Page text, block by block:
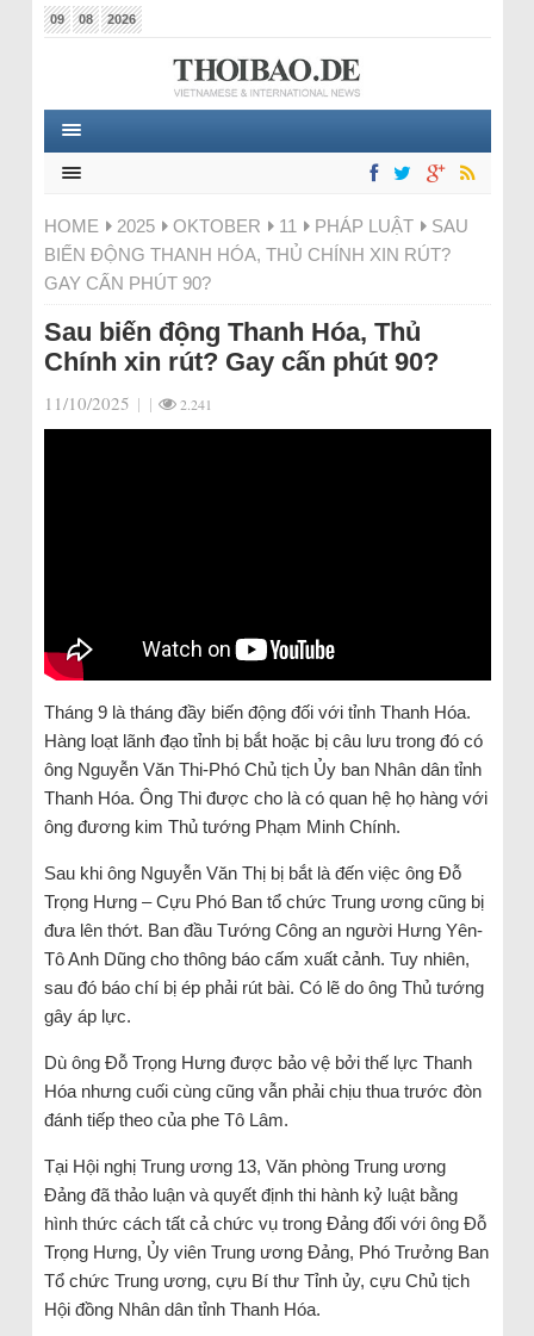
09 08 2026
HOME 2025 OKTOBER 11 PHÁP LUẬT
SAU
BIẾN ĐỘNG THANH HÓA, THỦ CHÍNH XIN RÚT?
GAY CẤN PHÚT 90?
Sau biến động Thanh Hóa, Thủ
Chính xin rút? Gay cấn phút 90?
11/10/2025 | | 2.241
Tháng 9 là tháng đầy biến động đối với tỉnh Thanh Hóa.
Hàng loạt lãnh đạo tỉnh bị bắt hoặc bị câu lưu trong đó có
ông Nguyễn Văn Thi-Phó Chủ tịch Ủy ban Nhân dân tỉnh
Thanh Hóa. Ông Thi được cho là có quan hệ họ hàng với
ông đương kim Thủ tướng Phạm Minh Chính.
Sau khi ông Nguyễn Văn Thị bị bắt là đến việc ông Đỗ
Trọng Hưng – Cựu Phó Ban tổ chức Trung ương cũng bị
đưa lên thớt. Ban đầu Tướng Công an người Hưng Yên-
Tô Anh Dũng cho thông báo cấm xuất cảnh. Tuy nhiên,
sau đó báo chí bị ép phải rút bài. Có lẽ do ông Thủ tướng
gây áp lực.
Dù ông Đỗ Trọng Hưng được bảo vệ bởi thế lực Thanh
Hóa nhưng cuối cùng cũng vẫn phải chịu thua trước đòn
đánh tiếp theo của phe Tô Lâm.
Tại Hội nghị Trung ương 13, Văn phòng Trung ương
Đảng đã thảo luận và quyết định thi hành kỷ luật bằng
hình thức cách tất cả chức vụ trong Đảng đối với ông Đỗ
Trọng Hưng, Ủy viên Trung ương Đảng, Phó Trưởng Ban
Tổ chức Trung ương, cựu Bí thư Tỉnh ủy, cựu Chủ tịch
Hội đồng Nhân dân tỉnh Thanh Hóa.